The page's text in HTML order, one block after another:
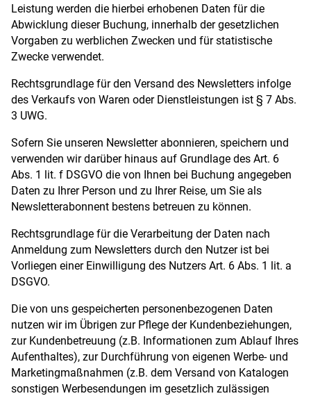
Leistung werden die hierbei erhobenen Daten für die
Abwicklung dieser Buchung, innerhalb der gesetzlichen
Vorgaben zu werblichen Zwecken und für statistische
Zwecke verwendet.
Rechtsgrundlage für den Versand des Newsletters infolge
des Verkaufs von Waren oder Dienstleistungen ist § 7 Abs.
3 UWG.
Sofern Sie unseren Newsletter abonnieren, speichern und
verwenden wir darüber hinaus auf Grundlage des Art. 6
Abs. 1 lit. f DSGVO die von Ihnen bei Buchung angegeben
Daten zu Ihrer Person und zu Ihrer Reise, um Sie als
Newsletterabonnent bestens betreuen zu können.
Rechtsgrundlage für die Verarbeitung der Daten nach
Anmeldung zum Newsletters durch den Nutzer ist bei
Vorliegen einer Einwilligung des Nutzers Art. 6 Abs. 1 lit. a
DSGVO.
Die von uns gespeicherten personenbezogenen Daten
nutzen wir im Übrigen zur Pflege der Kundenbeziehungen,
zur Kundenbetreuung (z.B. Informationen zum Ablauf Ihres
Aufenthaltes), zur Durchführung von eigenen Werbe- und
Marketingmaßnahmen (z.B. dem Versand von Katalogen
sonstigen Werbesendungen im gesetzlich zulässigen